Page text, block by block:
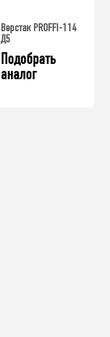
Верстак PROFFI-114
Д5
Подобрать
аналог